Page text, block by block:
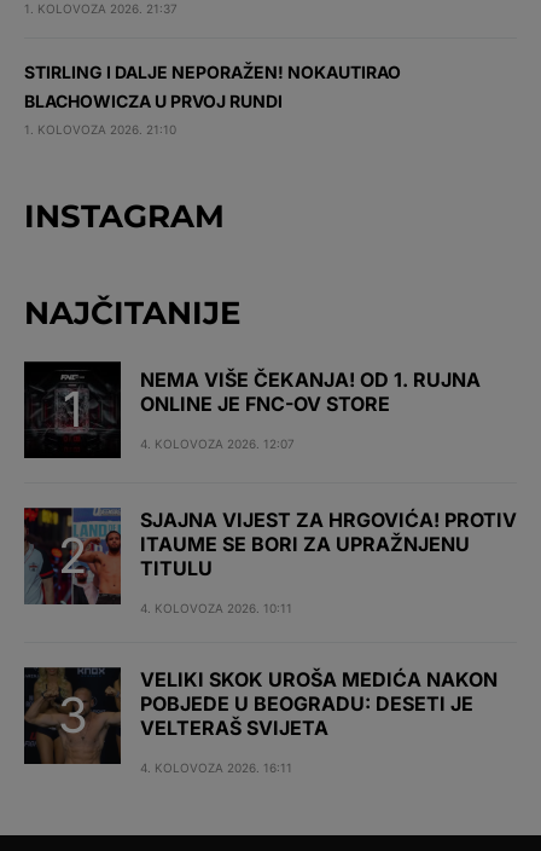
1. KOLOVOZA 2026. 21:37
STIRLING I DALJE NEPORAŽEN! NOKAUTIRAO
BLACHOWICZA U PRVOJ RUNDI
1. KOLOVOZA 2026. 21:10
INSTAGRAM
NAJČITANIJE
NEMA VIŠE ČEKANJA! OD 1. RUJNA
ONLINE JE FNC-OV STORE
4. KOLOVOZA 2026. 12:07
SJAJNA VIJEST ZA HRGOVIĆA! PROTIV
ITAUME SE BORI ZA UPRAŽNJENU
TITULU
4. KOLOVOZA 2026. 10:11
VELIKI SKOK UROŠA MEDIĆA NAKON
POBJEDE U BEOGRADU: DESETI JE
VELTERAŠ SVIJETA
4. KOLOVOZA 2026. 16:11